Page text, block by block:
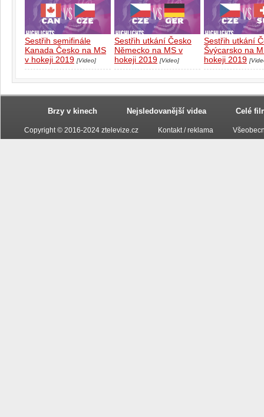
Sestřih semifinále
Kanada Česko na MS
v hokeji 2019 [Video]
Sestřih utkání Česko
Německo na MS v
hokeji 2019 [Video]
Sestřih utkání
Švýcarsko na
hokeji 2019
Brzy v kinech Nejsledovanější videa Celé
Copyright © 2016-2024 ztelevize.cz Kontakt / reklama